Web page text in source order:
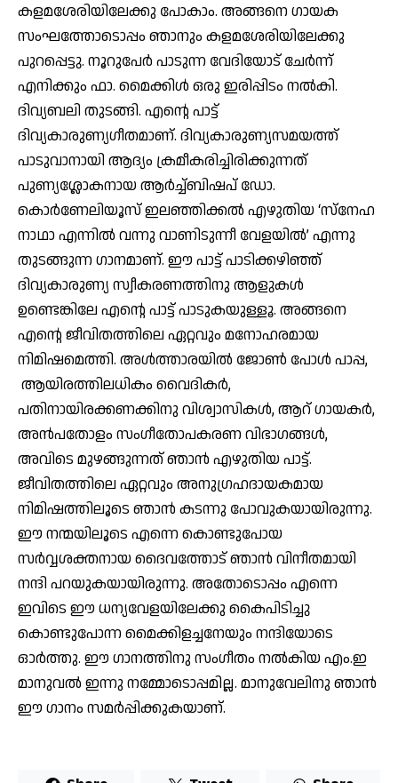
കളമശേരിയിലേക്കു പോകാം. അങ്ങനെ ഗായക
സംഘത്തോടൊപ്പം ഞാനും കളമശേരിയിലേക്കു
പുറപ്പെട്ടു. നൂറുപേർ പാടുന്ന വേദിയോട് ചേര്‍ന്ന്
എനിക്കും ഫാ. മൈക്കിള്‍ ഒരു ഇരിപ്പിടം നല്‍കി.
ദിവ്യബലി തുടങ്ങി. എന്റെ പാട്ട്
ദിവ്യകാരുണ്യഗീതമാണ്. ദിവ്യകാരുണ്യസമയത്ത്
പാടുവാനായി ആദ്യം ക്രമീകരിച്ചിരിക്കുന്നത്
പുണ്യശ്ലോകനായ ആര്‍ച്ച്ബിഷപ് ഡോ.
കൊര്‍ണേലിയൂസ് ഇലഞ്ഞിക്കല്‍ എഴുതിയ ‘സ്‌നേഹ
നാഥാ എന്നില്‍ വന്നു വാണിടുന്നീ വേളയില്‍’ എന്നു
തുടങ്ങുന്ന ഗാനമാണ്. ഈ പാട്ട് പാടിക്കഴിഞ്ഞ്
ദിവ്യകാരുണ്യ സ്വീകരണത്തിനു ആളുകള്‍
ഉണ്ടെങ്കിലേ എന്റെ പാട്ട് പാടുകയുള്ളൂ. അങ്ങനെ
എന്റെ ജീവിതത്തിലെ ഏറ്റവും മനോഹരമായ
നിമിഷമെത്തി. അള്‍ത്താരയില്‍ ജോണ്‍ പോള്‍ പാപ്പ,
ആയിരത്തിലധികം വൈദികര്‍,
പതിനായിരക്കണക്കിനു വിശ്വാസികള്‍, ആറ് ഗായകര്‍,
അന്‍പതോളം സംഗീതോപകരണ വിഭാഗങ്ങള്‍,
അവിടെ മുഴങ്ങുന്നത് ഞാന്‍ എഴുതിയ പാട്ട്.
ജീവിതത്തിലെ ഏറ്റവും അനുഗ്രഹദായകമായ
നിമിഷത്തിലൂടെ ഞാന്‍ കടന്നു പോവുകയായിരുന്നു.
ഈ നന്മയിലൂടെ എന്നെ കൊണ്ടുപോയ
സര്‍വ്വശക്തനായ ദൈവത്തോട് ഞാന്‍ വിനീതമായി
നന്ദി പറയുകയായിരുന്നു. അതോടൊപ്പം എന്നെ
ഇവിടെ ഈ ധന്യവേളയിലേക്കു കൈപിടിച്ചു
കൊണ്ടുപോന്ന മൈക്കിളച്ചനേയും നന്ദിയോടെ
ഓര്‍ത്തു. ഈ ഗാനത്തിനു സംഗീതം നല്‍കിയ എം.ഇ
മാനുവല്‍ ഇന്നു നമ്മോടൊപ്പമില്ല. മാനുവേലിനു ഞാന്‍
ഈ ഗാനം സമര്‍പ്പിക്കുകയാണ്.